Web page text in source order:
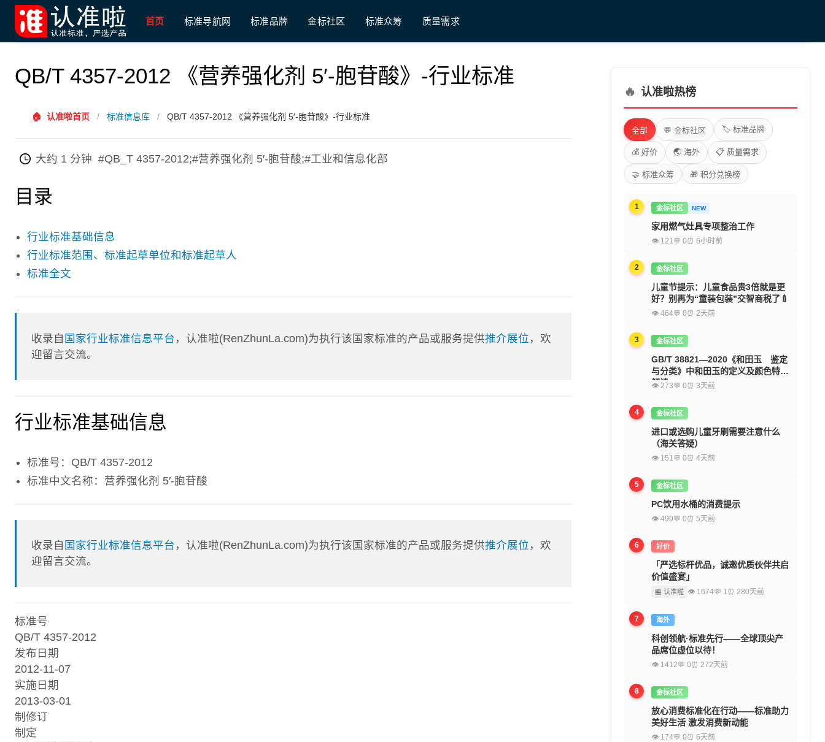
首页 标准导航网 标准品牌 金标社区 标准众筹 质量需求
QB/T 4357-2012 《营养强化剂 5′-胞苷酸》-行业标准
🏠 认准啦首页 / 标准信息库 / QB/T 4357-2012 《营养强化剂 5′-胞苷酸》-行业标准
大约 1 分钟 #QB_T 4357-2012;#营养强化剂 5′-胞苷酸;#工业和信息化部
目录
行业标准基础信息
行业标准范围、标准起草单位和标准起草人
标准全文
收录自 国家行业标准信息平台 ，认准啦(RenZhunLa.com)为执行该国家标准的产品或服务提供推介展位 ，欢
迎留言交流。
行业标准基础信息
标准号：QB/T 4357-2012
标准中文名称：营养强化剂 5′-胞苷酸
收录自 国家行业标准信息平台 ，认准啦(RenZhunLa.com)为执行该国家标准的产品或服务提供推介展位 ，欢
迎留言交流。
标准号
QB/T 4357-2012
发布日期
2012-11-07
实施日期
2013-03-01
制修订
制定
🔥 认准啦热榜
全部 💬 金标社区 🏷️ 标准品牌
💰 好价 🌏 海外 📋 质量需求
🤝 标准众筹 🎁 积分兑换榜
1 金标社区 NEW
家用燃气灶具专项整治工作
👁 121💬 0⏰ 6小时前
2 金标社区
儿童节提示：儿童食品贵3倍就是更
好？别再为“童装包装”交智商税了🍼
👁 464💬 0⏰ 2天前
3 金标社区
GB/T 38821—2020《和田玉 鉴定
与分类》中和田玉的定义及颜色特征
解读
👁 273💬 0⏰ 3天前
4 金标社区
进口或选购儿童牙刷需要注意什么
（海关答疑）
👁 151💬 0⏰ 4天前
5 金标社区
PC饮用水桶的消费提示
👁 499💬 0⏰ 5天前
6 好价
「严选标杆优品，诚邀优质伙伴共启
价值盛宴」
🏪 认准啦 👁 1674💬 1⏰ 280天前
7 海外
科创领航·标准先行——全球顶尖产
品席位虚位以待！
👁 1412💬 0⏰ 272天前
8 金标社区
放心消费标准化在行动——标准助力
美好生活 激发消费新动能
👁 174💬 0⏰ 6天前